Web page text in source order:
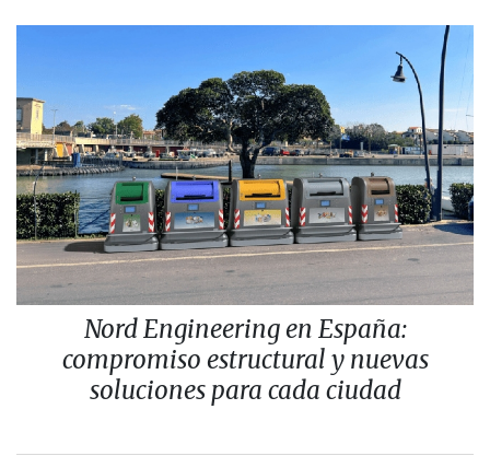
Nord Engineering en España:
compromiso estructural y nuevas
soluciones para cada ciudad